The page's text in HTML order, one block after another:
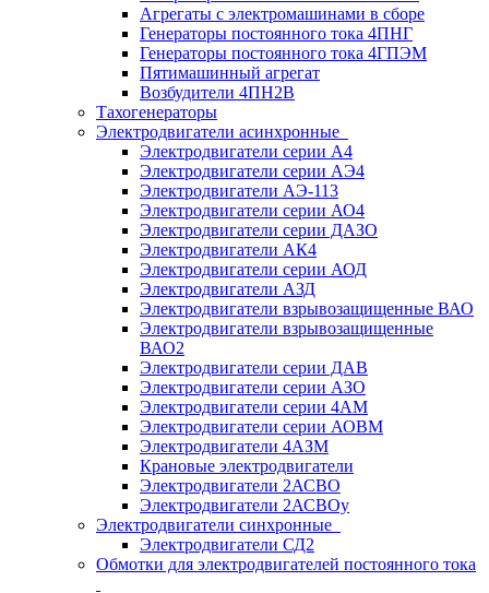
Агрегаты с электромашинами в сборе
Генераторы постоянного тока 4ПНГ
Генераторы постоянного тока 4ГПЭМ
Пятимашинный агрегат
Возбудители 4ПН2В
Тахогенераторы
Электродвигатели асинхронные
Электродвигатели серии А4
Электродвигатели серии АЭ4
Электродвигатели АЭ-113
Электродвигатели серии АО4
Электродвигатели серии ДАЗО
Электродвигатели АК4
Электродвигатели серии АОД
Электродвигатели АЗД
Электродвигатели взрывозащищенные ВАО
Электродвигатели взрывозащищенные
ВАО2
Электродвигатели серии ДАВ
Электродвигатели серии АЗО
Электродвигатели серии 4АМ
Электродвигатели серии АОВМ
Электродвигатели 4АЗМ
Крановые электродвигатели
Электродвигатели 2АСВО
Электродвигатели 2АСВОу
Электродвигатели синхронные
Электродвигатели СД2
Обмотки для электродвигателей постоянного тока